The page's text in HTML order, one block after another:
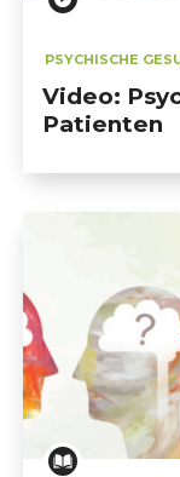
PSYCHISCHE
Video:
Patienten